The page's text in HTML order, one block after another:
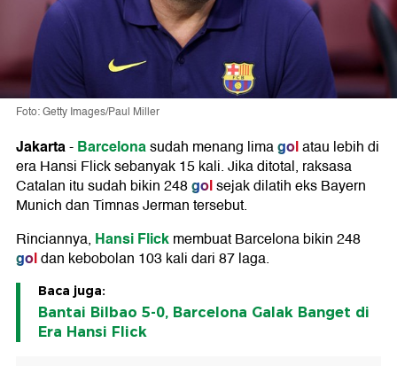
Foto: Getty Images/Paul Miller
Jakarta-Barcelonasudah menang limagolatau lebih di
era Hansi Flick sebanyak 15 kali. Jika ditotal, raksasa
Catalan itu sudah bikin 248golsejak dilatih eks Bayern
Munich dan Timnas Jerman tersebut.
Rinciannya, Hansi Flickmembuat Barcelona bikin 248
goldan kebobolan 103 kali dari 87 laga.
Baca juga:
Bantai Bilbao 5-0, Barcelona Galak Banget di
Era Hansi Flick